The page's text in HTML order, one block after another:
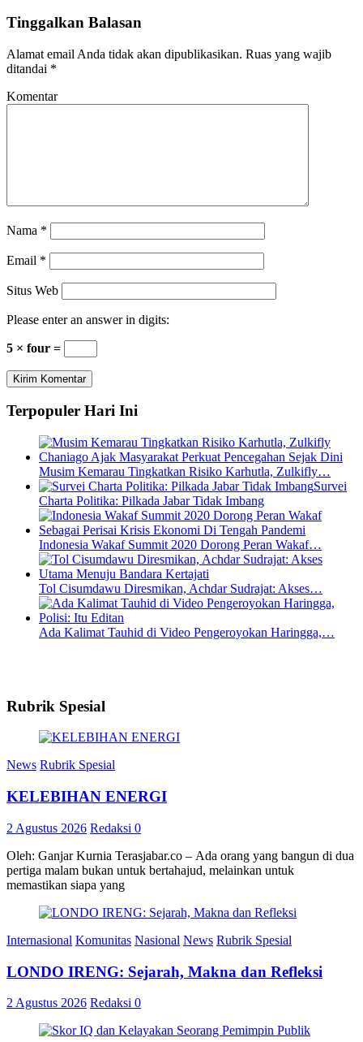
Tinggalkan Balasan
Alamat email Anda tidak akan dipublikasikan. Ruas yang wajib
ditandai *
Komentar
Nama *
Email *
Situs Web
Please enter an answer in digits:
5 × four =
Terpopuler Hari Ini
Musim Kemarau Tingkatkan Risiko Karhutla, Zulkifly…
Survei
Charta Politika: Pilkada Jabar Tidak Imbang
Indonesia Wakaf Summit 2020 Dorong Peran Wakaf…
Tol Cisumdawu Diresmikan, Achdar Sudrajat: Akses…
Ada Kalimat Tauhid di Video Pengeroyokan Haringga,…
Rubrik Spesial
News Rubrik Spesial
KELEBIHAN ENERGI
2 Agustus 2026 Redaksi 0
Oleh: Ganjar Kurnia Terasjabar.co – Ada orang yang bangun di dua
pertiga malam bukan untuk bertahajud, melainkan untuk
memastikan siapa yang
Internasional Komunitas Nasional News Rubrik Spesial
LONDO IRENG: Sejarah, Makna dan Refleksi
2 Agustus 2026 Redaksi 0